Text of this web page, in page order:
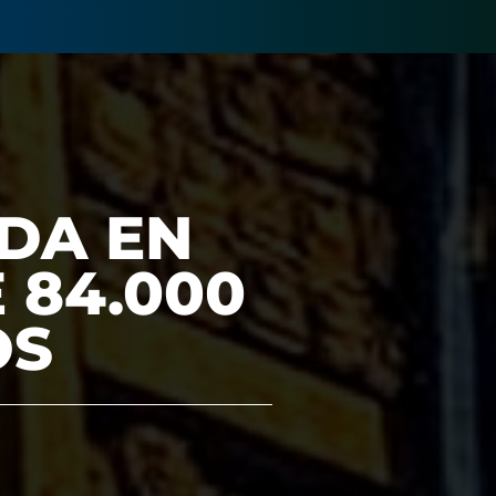
EN
84.000